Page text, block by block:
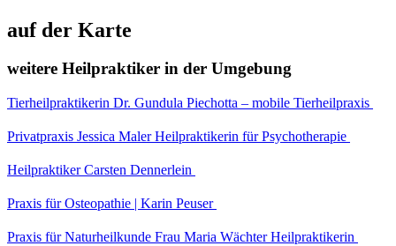
auf der Karte
weitere Heilpraktiker in der Umgebung
Tierheilpraktikerin Dr. Gundula Piechotta – mobile Tierheilpraxis
Privatpraxis Jessica Maler Heilpraktikerin für Psychotherapie
Heilpraktiker Carsten Dennerlein
Praxis für Osteopathie | Karin Peuser
Praxis für Naturheilkunde Frau Maria Wächter Heilpraktikerin